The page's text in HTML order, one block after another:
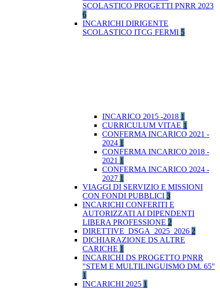
SCOLASTICO PROGETTI PNRR 2023
6
INCARICHI DIRIGENTE
SCOLASTICO ITCG FERMI 5
INCARICO 2015 -2018 1
CURRICULUM VITAE 1
CONFERMA INCARICO 2021 -
2024 1
CONFERMA INCARICO 2018 -
2021 1
CONFERMA INCARICO 2024 -
2027 1
VIAGGI DI SERVIZIO E MISSIONI
CON FONDI PUBBLICI 3
INCARICHI CONFERITI E
AUTORIZZATI AI DIPENDENTI
LIBERA PROFESSIONE 2
DIRETTIVE_DSGA_2025_2026 2
DICHIARAZIONE DS ALTRE
CARICHE 1
INCARICHI DS PROGETTO PNRR
"STEM E MULTILINGUISMO DM. 65"
1
INCARICHI 2025 1